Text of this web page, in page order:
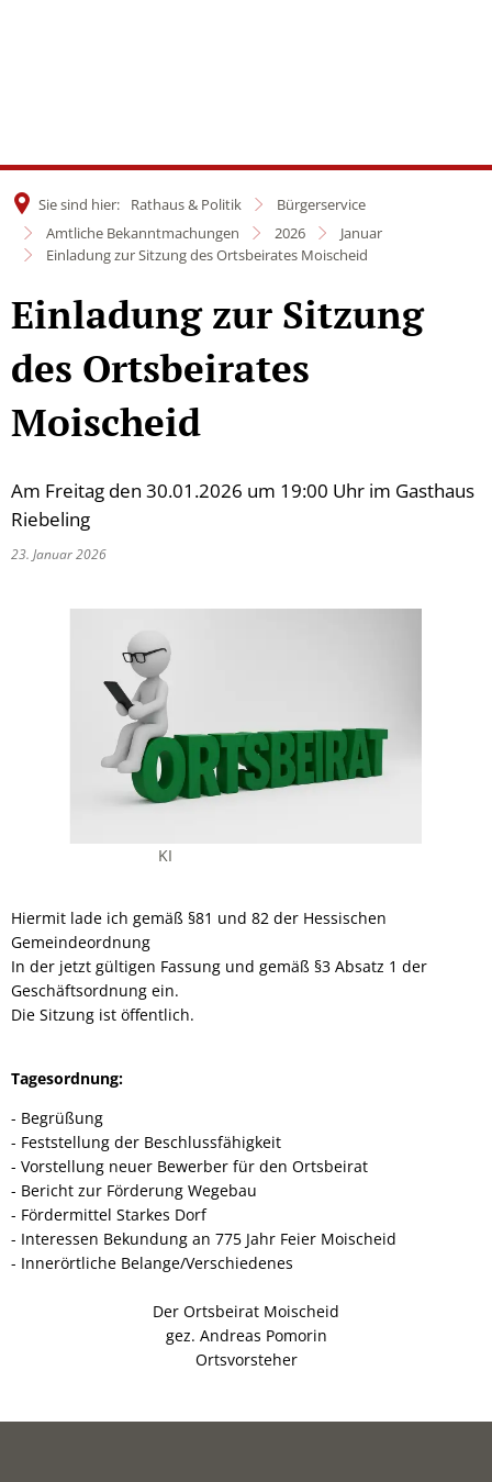
Sie sind hier: Rathaus & Politik
Bürgerservice
Amtliche Bekanntmachungen
2026
Januar
Einladung zur Sitzung des Ortsbeirates Moischeid
Einladung zur Sitzung
des Ortsbeirates
Moischeid
Am Freitag den 30.01.2026 um 19:00 Uhr im Gasthaus
Riebeling
23. Januar 2026
KI
Hiermit lade ich gemäß §81 und 82 der Hessischen
Gemeindeordnung
In der jetzt gültigen Fassung und gemäß §3 Absatz 1 der
Geschäftsordnung ein.
Die Sitzung ist öffentlich.
Tagesordnung:
- Begrüßung
- Feststellung der Beschlussfähigkeit
- Vorstellung neuer Bewerber für den Ortsbeirat
- Bericht zur Förderung Wegebau
- Fördermittel Starkes Dorf
- Interessen Bekundung an 775 Jahr Feier Moischeid
- Innerörtliche Belange/Verschiedenes
Der Ortsbeirat Moischeid
gez. Andreas Pomorin
Ortsvorsteher